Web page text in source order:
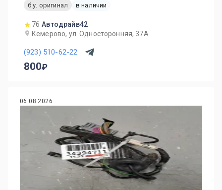
б.у. оригинал
в наличии
76 Автодрайв42
Кемерово, ул. Односторонняя, 37А
(923) 510-62-22
800
06.08.2026